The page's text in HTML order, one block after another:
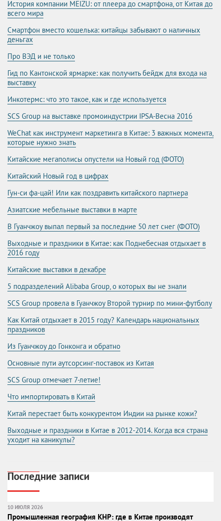
История компании MEIZU: от плеера до смартфона, от Китая до
всего мира
Смартфон вместо кошелька: китайцы забывают о наличных
деньгах
Про ВЭД и не только
Гид по Кантонской ярмарке: как получить бейдж для входа на
выставку
Инкотермс: что это такое, как и где используется
SCS Group на выставке промоиндустрии IPSA-Весна 2016
WeChat как инструмент маркетинга в Китае: 3 важных момента,
которые нужно знать
Китайские мегаполисы опустели на Новый год (ФОТО)
Китайский Новый год в цифрах
Гун-си фа-цай! Или как поздравить китайского партнера
Азиатские мебельные выставки в марте
В Гуанчжоу выпал первый за последние 50 лет снег (ФОТО)
Выходные и праздники в Китае: как Поднебесная отдыхает в
2016 году
Китайские выставки в декабре
5 подразделений Alibaba Group, о которых вы не знали
SCS Group провела в Гуанчжоу Второй турнир по мини-футболу
Как Китай отдыхает в 2015 году? Календарь национальных
праздников
Из Гуанчжоу до Гонконга и обратно
Основные пути аутсорсинг-поставок из Китая
SCS Group отмечает 7-летие!
Что импортировать в Китай
Китай перестает быть конкурентом Индии на рынке кожи?
Выходные и праздники в Китае в 2012-2014. Когда вся страна
уходит на каникулы?
Последние записи
10 ИЮЛЯ 2026
Промышленная география КНР: где в Китае производят